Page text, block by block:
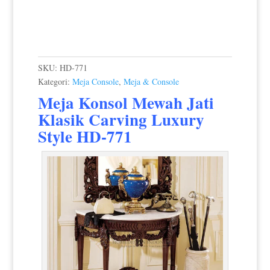
SKU: HD-771
Kategori: Meja Console, Meja & Console
Meja Konsol Mewah Jati
KlasikCarving Luxury
Style HD-771